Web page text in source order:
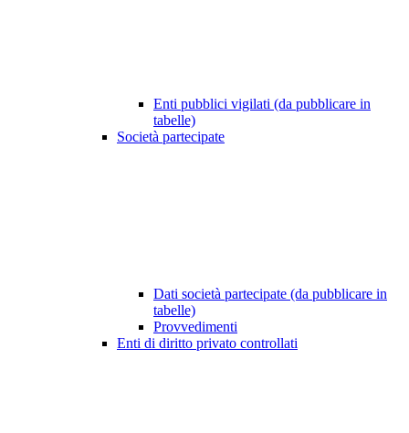
Enti pubblici vigilati (da pubblicare in
tabelle)
Società partecipate
Dati società partecipate (da pubblicare in
tabelle)
Provvedimenti
Enti di diritto privato controllati